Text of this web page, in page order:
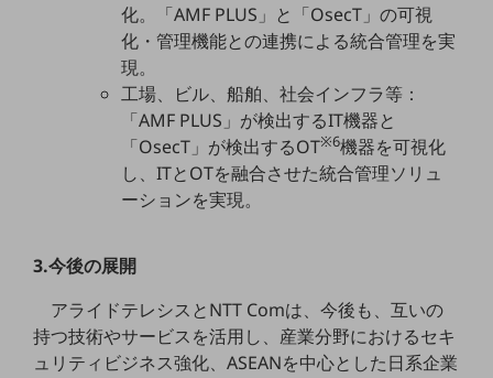
ドコモBiz データ無制限 ドコモ MAX ドコモ mini ドコモBiz かけ放題
IoT向け回線料金
モバイルサービス
端末の一元管理
化。「AMF PLUS」と「OsecT」の可視
化・管理機能との連携による統合管理を実
現。
工場、ビル、船舶、社会インフラ等：
「AMF PLUS」が検出するIT機器と
「OsecT」が検出するOT※6機器を可視化
し、ITとOTを融合させた統合管理ソリュ
ーションを実現。
3.今後の展開
アライドテレシスとNTT Comは、今後も、互いの
持つ技術やサービスを活用し、産業分野におけるセキ
ュリティビジネス強化、ASEANを中心とした日系企業